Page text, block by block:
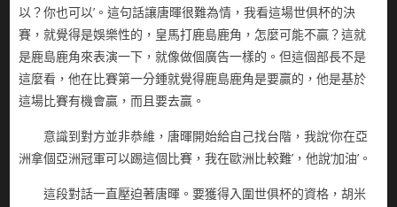
以？你也可以’。這句話讓唐暉很難為情，我看這場世俱杯的決
賽，就覺得是娛樂性的，皇馬打鹿島鹿角，怎麼可能不贏？這就
是鹿島鹿角來表演一下，就像做個廣告一樣的。但這個部長不是
這麼看，他在比賽第一分鍾就覺得鹿島鹿角是要贏的，他是基於
這場比賽有機會贏，而且要去贏。
意識到對方並非恭維，唐暉開始給自己找台階，我說‘你在亞
洲拿個亞洲冠軍可以踢這個比賽，我在歐洲比較難’，他說‘加油’。
這段對話一直壓迫著唐暉。要獲得入圍世俱杯的資格，胡米